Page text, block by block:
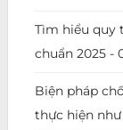
Tìm hiểu quy
chuẩn 2025 -
Biện pháp
thực hiện như